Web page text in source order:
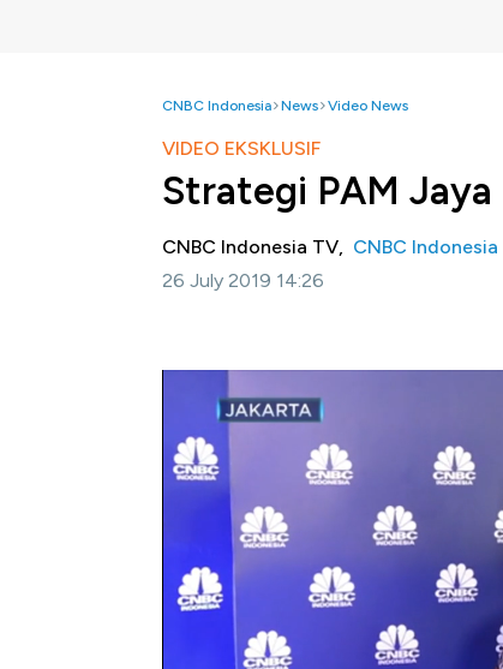
CNBC Indonesia News Video News
VIDEO EKSKLUSIF
Strategi PAM
CNBC Indonesia TV, CNBC Indonesia
26 July 2019 14:26
Pada
menikmati akses air bersih. Untuk itu
digunakan untuk pembangunan sistem
distribusi.
Seperti apa Presiden Direktur PAM
PAM Jaya untuk meningkatkan
dialog Erwin Surya Brata dengan
Profit, CNBC Indonesia (Jum'at, 26/7/